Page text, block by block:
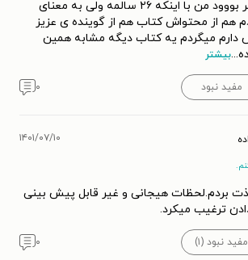
فوق العاده بود محشر بووود من با اینکه ۲۶ سالمه ولی به معنای
هم از محتواش کتاب هم از گوینده ی عزیز
دارم میگردم یه کتاب دیگه مشابه همین
...بیشتر
مفید نبود ۰
۱۴۰۱/۰۷/۱۰
بردم.لحظات هیجانی و غیر قابل پیش بینی
ترغیب میکرد.
مفید نبود (۱) ۰